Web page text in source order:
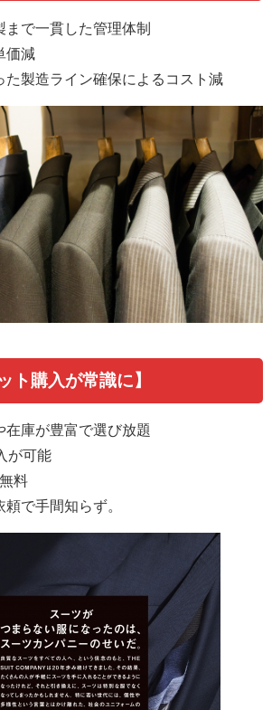
まで一貫した管理体制
価減
た製造ライン確保によるコスト減
ト購入が常識に】
在庫が豊富で選び放題
が可能
料
で手間知らず。